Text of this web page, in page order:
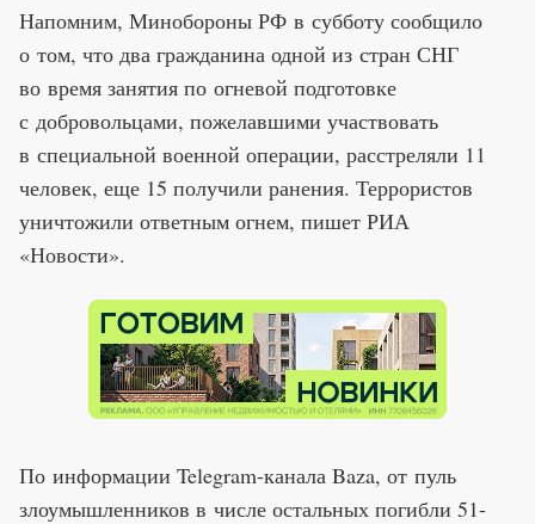
Напомним, Минобороны РФ в субботу сообщило
о том, что два гражданина одной из стран СНГ
во время занятия по огневой подготовке
с добровольцами, пожелавшими участвовать
в специальной военной операции, расстреляли 11
человек, еще 15 получили ранения. Террористов
уничтожили ответным огнем, пишет РИА
«Новости».
По информации Telegram-канала Baza, от пуль
злоумышленников в числе остальных погибли 51-